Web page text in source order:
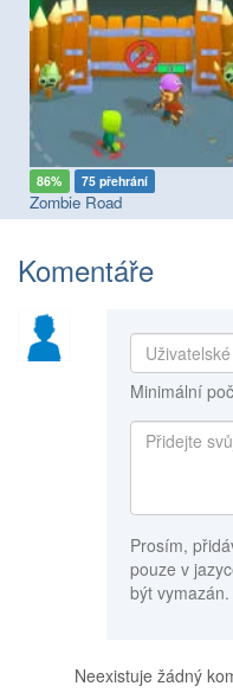
86% 75 přehrání
Zombie Road
Komentáře
Minimální
Prosím,
pouze v
být vymazán.
Neexistuje žádný